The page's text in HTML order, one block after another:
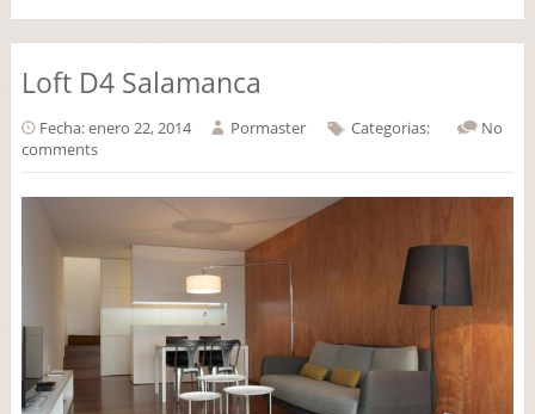
Loft D4 Salamanca
Fecha: enero 22, 2014 Pormaster Categorias:
No
comments